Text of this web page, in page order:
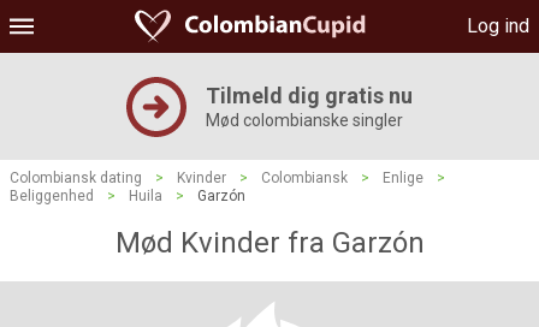
Log ind
Tilmeld dig gratis nu
Mød colombianske singler
Colombiansk dating > Kvinder > Colombiansk > Enlige
>
Beliggenhed
> Huila > Garzón
Mød Kvinder fra Garzón